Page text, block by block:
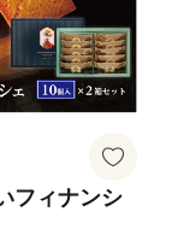
フィナンシ